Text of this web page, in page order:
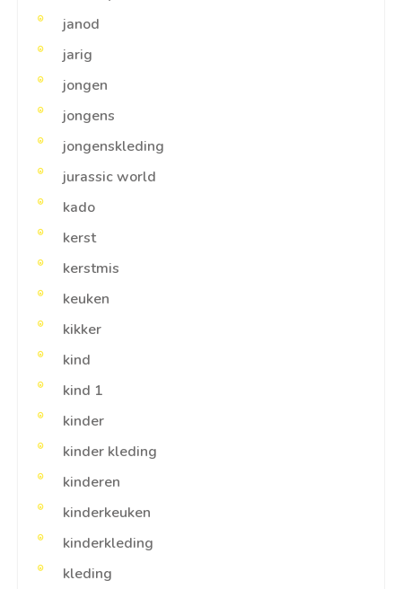
janod
jarig
jongen
jongens
jongenskleding
jurassic world
kado
kerst
kerstmis
keuken
kikker
kind
kind 1
kinder
kinder kleding
kinderen
kinderkeuken
kinderkleding
kleding